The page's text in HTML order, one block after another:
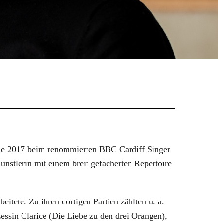
2017 beim renommierten BBC Cardiff Singer
mit einem breit gefächerten Repertoire
Zu ihren dortigen Partien zählten u. a.
Clarice (Die Liebe zu den drei Orangen),